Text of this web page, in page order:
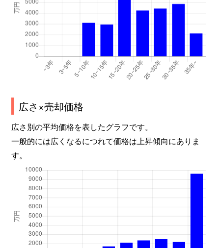
広さ×売却価格
広さ別の平均価格を表したグラフです。
一般的には広くなるにつれて価格は上昇傾向にありま
す。